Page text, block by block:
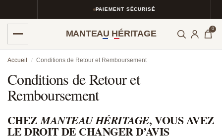
PAIEMENT SÉCURISÉ
MANTEAU HÉRITAGE 0
Accueil / Conditions de Retour et Remboursement
Conditions de Retour et
Remboursement
CHEZMANTEAU HÉRITAGE, VOUS AVEZ
LE DROIT DE CHANGER D’AVIS